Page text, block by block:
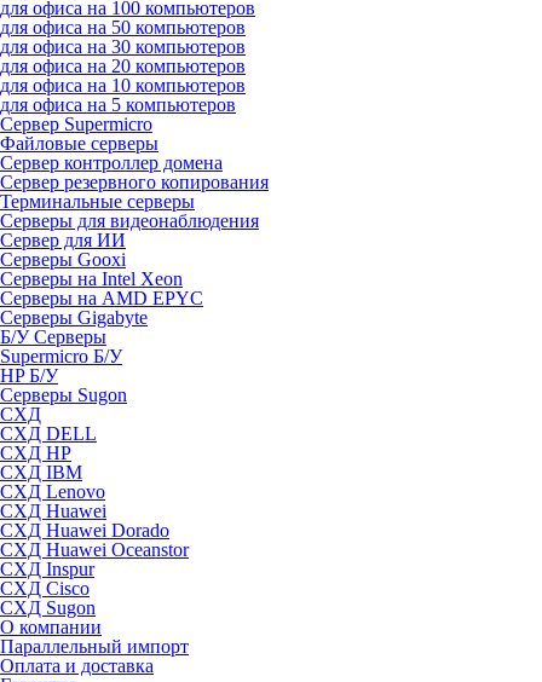
для офиса на 100 компьютеров
для офиса на 50 компьютеров
для офиса на 30 компьютеров
для офиса на 20 компьютеров
для офиса на 10 компьютеров
для офиса на 5 компьютеров
Сервер Supermicro
Файловые серверы
Сервер контроллер домена
Сервер резервного копирования
Терминальные серверы
Серверы для видеонаблюдения
Сервер для ИИ
Серверы Gooxi
Серверы на Intel Xeon
Серверы на AMD EPYC
Серверы Gigabyte
Б/У Серверы
Supermicro Б/У
HP Б/У
Серверы Sugon
СХД
СХД DELL
СХД HP
СХД IBM
СХД Lenovo
СХД Huawei
СХД Huawei Dorado
СХД Huawei Oceanstor
СХД Inspur
СХД Cisco
СХД Sugon
О компании
Параллельный импорт
Оплата и доставка